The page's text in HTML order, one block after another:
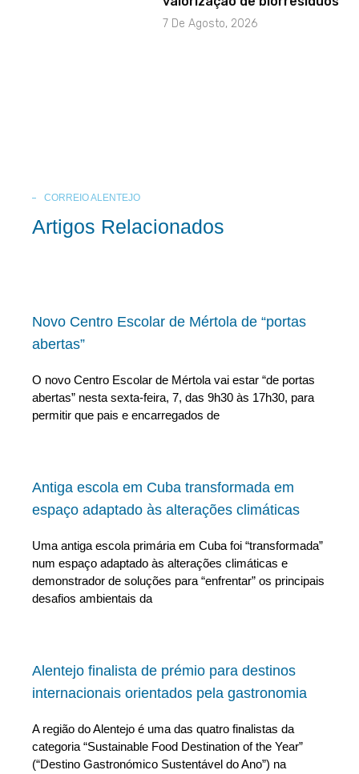
7 De Agosto, 2026
CORREIO ALENTEJO
Artigos Relacionados
Novo Centro Escolar de Mértola de “portas
abertas”
O novo Centro Escolar de Mértola vai estar “de portas
abertas” nesta sexta-feira, 7, das 9h30 às 17h30, para
permitir que pais e encarregados de
Antiga escola em Cuba transformada em
espaço adaptado às alterações climáticas
Uma antiga escola primária em Cuba foi “transformada”
num espaço adaptado às alterações climáticas e
demonstrador de soluções para “enfrentar” os principais
desafios ambientais da
Alentejo finalista de prémio para destinos
internacionais orientados pela gastronomia
A região do Alentejo é uma das quatro finalistas da
categoria “Sustainable Food Destination of the Year”
(“Destino Gastronómico Sustentável do Ano”) na